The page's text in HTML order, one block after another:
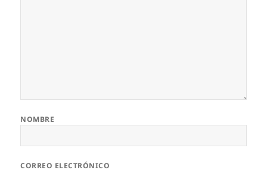
NOMBRE
CORREO ELECTRÓNICO